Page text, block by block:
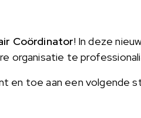
Coördinator! In deze
organisatie te
en toe aan een volgende